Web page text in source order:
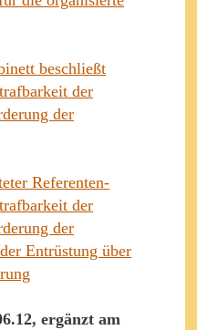
beschließt
der
der
Referenten-
der
der
Entrüstung über
ergänzt am